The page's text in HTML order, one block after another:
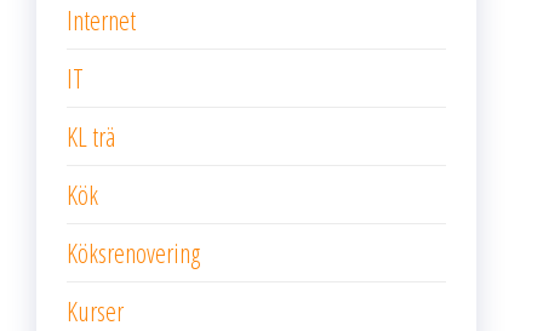
Internet
IT
KL trä
Kök
Köksrenovering
Kurser